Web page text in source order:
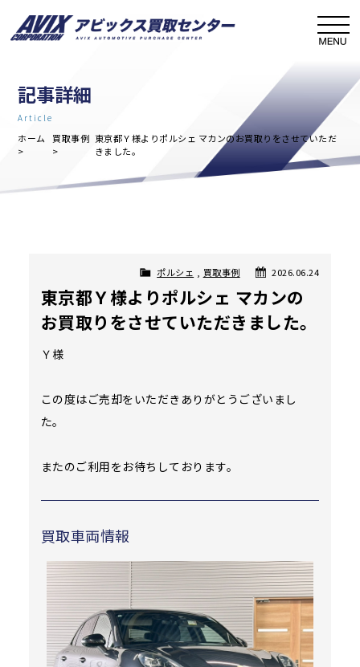
記事詳細
Article
ホーム 買取事例 東京都Ｙ様よりポルシェ マカンのお買取りをさせていただ
きました。
2026.06.24
ポルシェ 買取事例
東京都Ｙ様よりポルシェ マカンの
お買取りをさせていただきました。
Ｙ様
この度はご売却をいただきありがとうございまし
た。
またのご利用をお待ちしております。
買取車両情報